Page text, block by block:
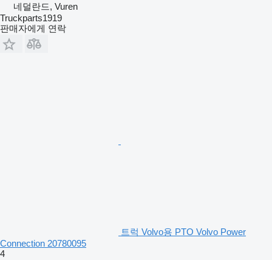
네덜란드, Vuren
Truckparts1919
판매자에게 연락
트럭 Volvo용 PTO Volvo Power
Connection 20780095
4